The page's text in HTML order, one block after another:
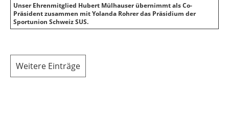
Unser Ehrenmitglied Hubert Mülhauser übernimmt als Co-
Präsident zusammen mit Yolanda Rohrer das Präsidium der
Sportunion Schweiz SUS.
Weitere Einträge